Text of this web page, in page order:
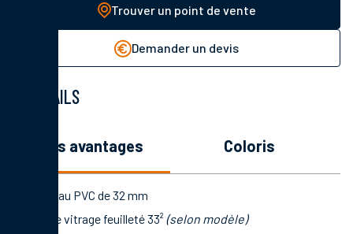
Trouver un point de vente
Demander un devis
DÉTAILS
les avantages coloris
Panneau PVC de 32 mm
Double vitrage feuilleté 33²(selon modèle)